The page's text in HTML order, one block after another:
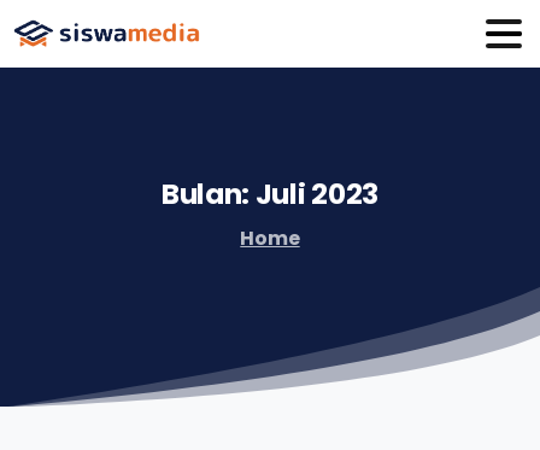
Bulan: Juli2023
Home